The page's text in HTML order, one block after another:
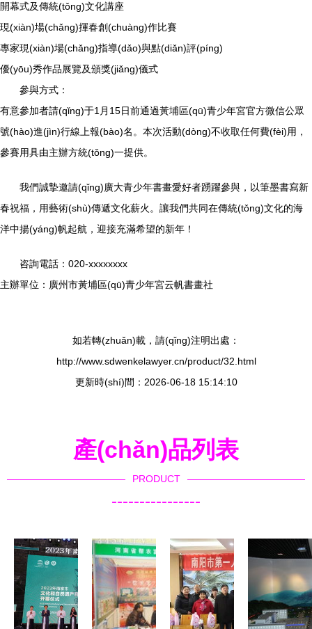
開幕式及傳統(tǒng)文化講座
現(xiàn)場(chǎng)揮春創(chuàng)作比賽
專家現(xiàn)場(chǎng)指導(dǎo)與點(diǎn)評(píng)
優(yōu)秀作品展覽及頒獎(jiǎng)儀式
參與方式：
有意參加者請(qǐng)于1月15日前通過黃埔區(qū)青少年宮官方微信公眾
號(hào)進(jìn)行線上報(bào)名。本次活動(dòng)不收取任何費(fèi)用，
參賽用具由主辦方統(tǒng)一提供。
我們誠摯邀請(qǐng)廣大青少年書畫愛好者踴躍參與，以筆墨書寫新
春祝福，用藝術(shù)傳遞文化薪火。讓我們共同在傳統(tǒng)文化的海
洋中揚(yáng)帆起航，迎接充滿希望的新年！
咨詢電話：020-xxxxxxxx
主辦單位：廣州市黃埔區(qū)青少年宮云帆書畫社
如若轉(zhuǎn)載，請(qǐng)注明出處：
http://www.sdwenkelawyer.cn/product/32.html
更新時(shí)間：2026-06-18 15:14:10
產(chǎn)品列表
PRODUCT
----------------